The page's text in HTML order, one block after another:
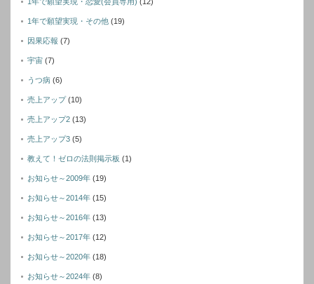
1年で願望実現・その他 (19)
因果応報 (7)
宇宙 (7)
うつ病 (6)
売上アップ(10)
売上アップ2 (13)
売上アップ3 (5)
教えて！ゼロの法則掲示板 (1)
お知らせ～2009年 (19)
お知らせ～2014年 (15)
お知らせ～2016年 (13)
お知らせ～2017年 (12)
お知らせ～2020年 (18)
お知らせ～2024年 (8)